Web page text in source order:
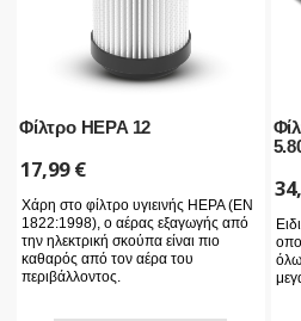
Φίλτρο HEPA 12
17,99€
Χάρη στο φίλτρο υγιεινής HEPA (EN
1822:1998), ο αέρας εξαγωγής από
την ηλεκτρική σκούπα είναι πιο
καθαρός από τον αέρα του
περιβάλλοντος.